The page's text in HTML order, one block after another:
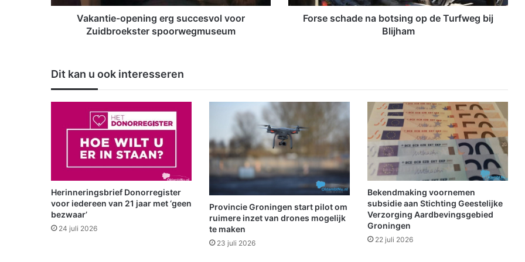
-
n
g
e
e
s
v
o
Vakantie-opening erg succesvol voor
Zuidbroekster spoorwegmuseum
a
t
s
n
g
o
p
d
e
Forse schade na botsing op de Turfweg bij
Blijham
Dit kan u ook interesseren
Herinneringsbrief Donorregister
voor iedereen van 21 jaar met ‘geen
bezwaar’
24 juli 2026
Provincie Groningen start pilot om
ruimere inzet van drones mogelijk
te maken
23 juli 2026
Bekendmaking voornemen
subsidie aan Stichting Geestelijke
Verzorging Aardbevingsgebied
Groningen
22 juli 2026